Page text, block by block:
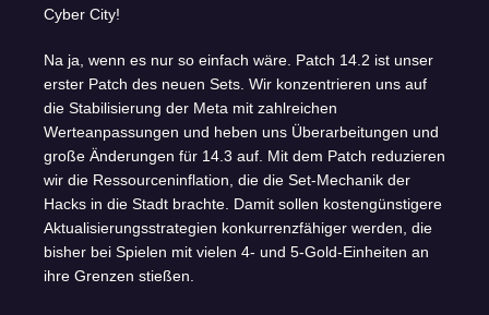
Cyber City!
Na ja, wenn es nur so einfach wäre. Patch 14.2 ist unser
erster Patch des neuen Sets. Wir konzentrieren uns auf
die Stabilisierung der Meta mit zahlreichen
Werteanpassungen und heben uns Überarbeitungen und
große Änderungen für 14.3 auf. Mit dem Patch reduzieren
wir die Ressourceninflation, die die Set-Mechanik der
Hacks in die Stadt brachte. Damit sollen kostengünstigere
Aktualisierungsstrategien konkurrenzfähiger werden, die
bisher bei Spielen mit vielen 4- und 5-Gold-Einheiten an
ihre Grenzen stießen.